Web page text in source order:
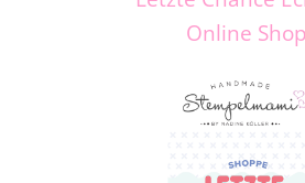
Online Shop